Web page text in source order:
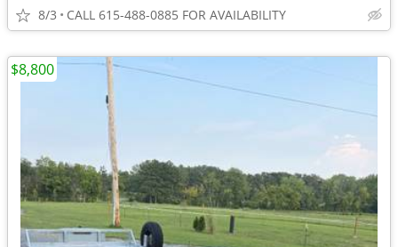
8/3 CALL 615-488-0885 FOR AVAILABILITY
$8,800